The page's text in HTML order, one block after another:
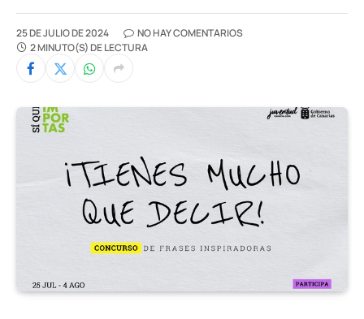
25 DE JULIO DE 2024
NO HAY COMENTARIOS
2 MINUTO(S) DE LECTURA